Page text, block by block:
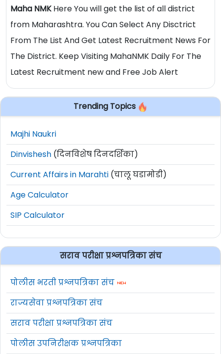
Maha NMKHere You will get the list of all district
from Maharashtra. You Can Select Any Disctrict
From The List And Get Latest Recruitment News For
The District. Keep Visiting MahaNMK Daily For The
Latest Recruitment new and Free Job Alert
Trending Topics
Majhi Naukri
Dinvishesh (दिनविशेष दिनदर्शिका)
Current Affairs in Marahti (चालू घडामोडी)
Age Calculator
SIP Calculator
सराव परीक्षा प्रश्नपत्रिका संच
पोलीस भरती प्रश्नपत्रिका संच
राज्यसेवा प्रश्नपत्रिका संच
सराव परीक्षा प्रश्नपत्रिका संच
पोलीस उपनिरीक्षक प्रश्नपत्रिका